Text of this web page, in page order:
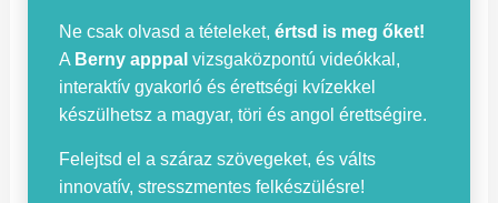
Ne csak olvasd a tételeket,értsd is meg őket!
A Berny apppal vizsgaközpontú videókkal,
interaktív gyakorló és érettségi kvízekkel
készülhetsz a magyar, töri és angol érettségire.
Felejtsd el a száraz szövegeket, és válts
innovatív, stresszmentes felkészülésre!